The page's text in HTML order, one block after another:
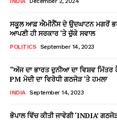
ਸਕੂਲ ਆਫ਼ ਐਮੀਨੈਂਸ ਦੇ ਉਦਘਾਟਨ ਮਗਰੋਂ
ਆਪਣੀ ਹੀ ਸਰਕਾਰ ‘ਤੇ ਚੁੱਕੇ ਸਵਾਲ
POLITICS September 14, 2023
“ਅੱਜ ਦਾ ਭਾਰਤ ਦੁਨੀਆ ਦਾ ਵਿਸ਼ਵ
PM ਮੋਦੀ ਦਾ ਵਿਰੋਧੀ ਗਠਜੋੜ ‘ਤੇ ਹਮਲਾ
INDIA September 14, 2023
ਭੋਪਾਲ ਵਿੱਚ ਕੀਤੀ ਜਾਵੇਗੀ ‘INDIA’